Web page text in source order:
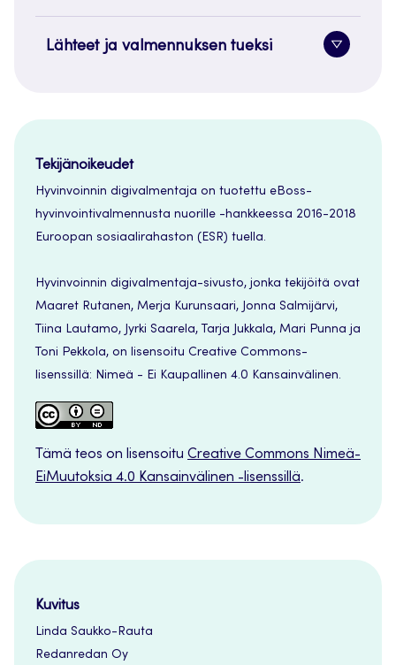
Lähteet ja valmennuksen tueksi
Tekijänoikeudet
Hyvinvoinnin digivalmentaja on tuotettu eBoss-
hyvinvointivalmennusta nuorille -hankkeessa 2016-2018
Euroopan sosiaalirahaston (ESR) tuella.
Hyvinvoinnin digivalmentaja-sivusto, jonka tekijöitä ovat
Maaret Rutanen, Merja Kurunsaari, Jonna Salmijärvi,
Tiina Lautamo, Jyrki Saarela, Tarja Jukkala, Mari Punna ja
Toni Pekkola, on lisensoitu Creative Commons-
lisenssillä: Nimeä - Ei Kaupallinen 4.0 Kansainvälinen.
Tämä teos on lisensoitu Creative Commons Nimeä-
EiMuutoksia 4.0 Kansainvälinen -lisenssillä.
Kuvitus
Linda Saukko-Rauta
Redanredan Oy